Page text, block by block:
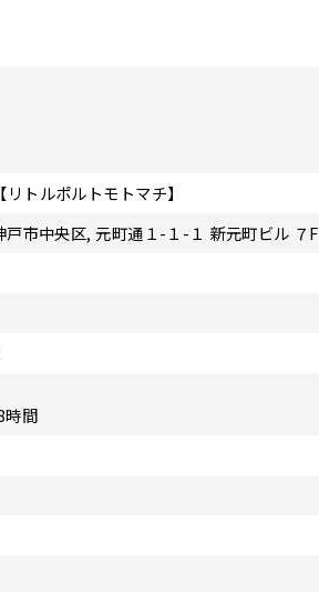
ルポルトモトマチ】
市中央区, 元町通１-１-１ 新元町ビル ７F
時間